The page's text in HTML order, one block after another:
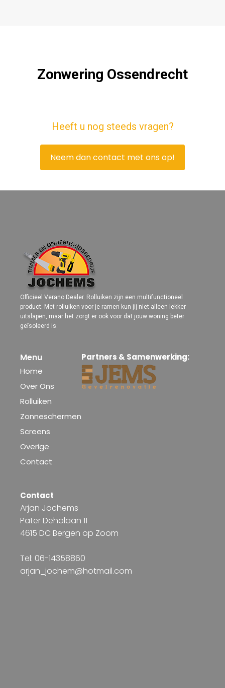
Zonwering Ossendrecht
Heeft u nog steeds vragen?
Neem dan contact met ons op!
Officieel Verano Dealer. Rolluiken zijn een multifunctioneel
product. Met rolluiken voor je ramen kun jij niet alleen lekker
uitslapen, maar het zorgt er ook voor dat jouw woning beter
geïsoleerd is.
Menu
Home
Over Ons
Rolluiken
Zonneschermen
Screens
Overige
Contact
Partners & Samenwerking:
Contact
Arjan Jochems
Pater Deholaan 11
4615 DC Bergen op Zoom
Tel: 06-14358860
arjan_jochem@hotmail.com